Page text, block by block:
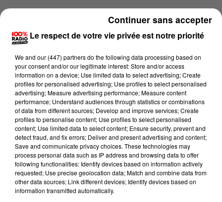
Lecture (3 min 2 sec)
100%
Les experts météo sur 100% radio
Le respect de votre vie privée est notre priorité
We and our (447) partnersdo the following data processing based on
your consent and/or our legitimate interest: Store and/or access
information on a device; Use limited data to select advertising; Create
profiles for personalised advertising; Use profiles to select personalised
advertising; Measure advertising performance; Measure content
performance; Understand audiences through statistics or combinations
of data from different sources; Develop and improve services; Create
profiles to personalise content; Use profiles to select personalised
content; Use limited data to select content; Ensure security, prevent and
detect fraud, and fix errors; Deliver and present advertising and content;
Save and communicate privacy choices. These technologies may
process personal data such as IP address and browsing data to offer
following functionalities: Identify devices based on information actively
requested; Use precise geolocation data; Match and combine data from
other data sources; Link different devices; Identify devices based on
information transmitted automatically.
Continuer sans accepter